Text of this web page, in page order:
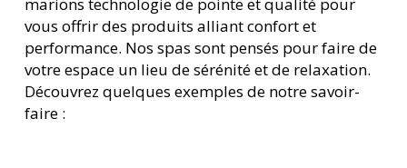
marions technologie de pointe et qualité pour
vous offrir des produits alliant confort et
performance. Nos spas sont pensés pour faire de
votre espace un lieu de sérénité et de relaxation.
Découvrez quelques exemples de notre savoir-
faire :